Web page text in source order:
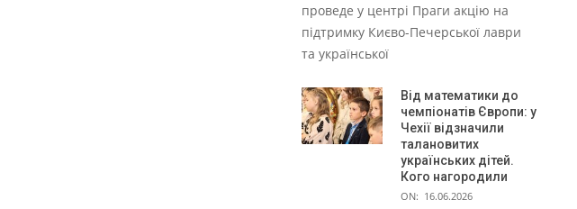
проведе у центрі Праги акцію на
підтримку Києво-Печерської лаври
та української
Від математики до
чемпіонатів Європи: у
Чехії відзначили
талановитих
українських дітей.
Кого нагородили
ON: 16.06.2026